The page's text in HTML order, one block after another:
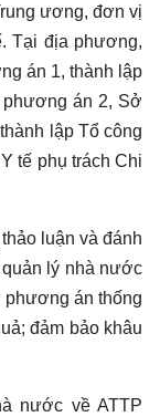
ương, đơn vị
Tại địa phương,
án 1, thành lập
án 2, Sở
lập Tổ công
tế phụ trách Chi
luận và đánh
lý nhà nước
án thống
đảm bảo khâu
nước về ATTP